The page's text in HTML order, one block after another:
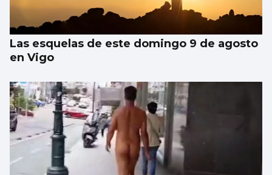
Las esquelas de este domingo 9 de agosto
en Vigo